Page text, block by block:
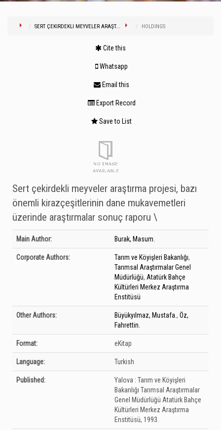
SERT ÇEKIRDEKLI MEYVELER ARAŞT... HOLDINGS
Cite this
Whatsapp
Email this
Export Record
Save to List
Sert çekirdekli meyveler araştırma projesi, bazı
önemli kirazçeşitlerinin dane mukavemetleri
üzerinde araştırmalar sonuç raporu \
Bibliographic Details
Main Author: Burak, Masum.
Corporate Authors: Tarım ve Köyişleri Bakanlığı,
Tarımsal Araştırmalar Genel
Müdürlüğü, Atatürk Bahçe
Kültürleri Merkez Araştırma
Enstitüsü
Other Authors: Büyükyılmaz, Mustafa. , Öz,
Fahrettin.
Format: eKitap
Language: Turkish
Published: Yalova : Tarım ve Köyişleri
Bakanlığı Tarımsal Araştırmalar
Genel Müdürlüğü Atatürk Bahçe
Kültürleri Merkez Araştırma
Enstitüsü, 1993.